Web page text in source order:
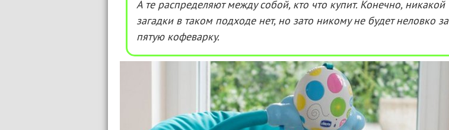
А те распределяют между собой, кто что купит. Конечно, никакой
загадки в таком подходе нет, но зато никому не будет неловко за
пятую кофеварку.